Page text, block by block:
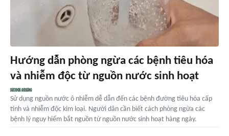
Hướng dẫn phòng ngừa các bệnh tiêu hóa
và nhiễm độc từ nguồn nước sinh hoạt
Sử dụng nguồn nước ô nhiễm dễ dẫn đến các bệnh đường tiêu hóa cấp
tính và nhiễm độc kim loại. Người dân cần biết cách phòng ngừa các
bệnh lý nguy hiểm bắt nguồn từ nguồn nước sinh hoạt hàng ngày.